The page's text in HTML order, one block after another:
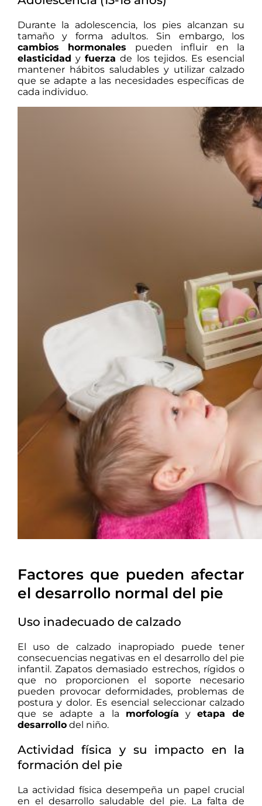
Durante la adolescencia, los pies alcanzan su
tamaño y forma adultos.
Sin embargo, los
cambios hormonales pueden influir en la
elasticidad yfuerza de los tejidos. Es esencial
mantener hábitos saludables y utilizar calzado
que se adapte a las necesidades específicas de
cada individuo.
Factores que pueden afectar
el desarrollo normal del pie
Uso inadecuado de calzado
El uso de calzado inapropiado puede tener
consecuencias negativas en el desarrollo del pie
infantil. Zapatos demasiado estrechos, rígidos o
que no proporcionen el soporte necesario
pueden provocar deformidades, problemas de
postura y dolor. Es esencial seleccionar calzado
que se adapte a la morfología yetapa de
desarrollodel niño.
Actividad física y su impacto en la
formación del pie
La actividad física desempeña un papel crucial
en el desarrollo saludable del pie. La falta de